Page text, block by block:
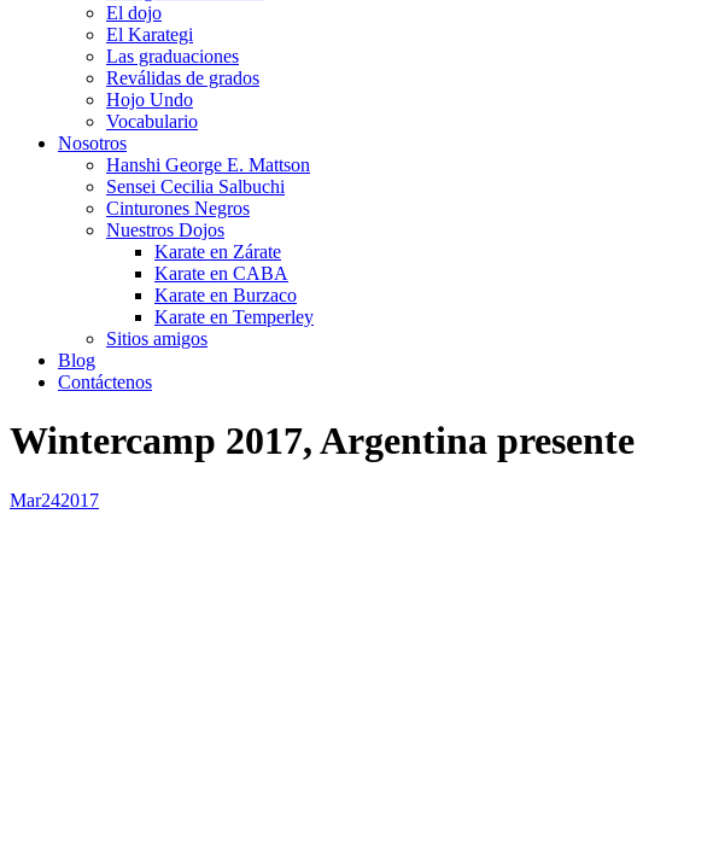
El dojo
El Karategi
Las graduaciones
Reválidas de grados
Hojo Undo
Vocabulario
Nosotros
Hanshi George E. Mattson
Sensei Cecilia Salbuchi
Cinturones Negros
Nuestros Dojos
Karate en Zárate
Karate en CABA
Karate en Burzaco
Karate en Temperley
Sitios amigos
Blog
Contáctenos
Wintercamp 2017, Argentina presente
Mar242017